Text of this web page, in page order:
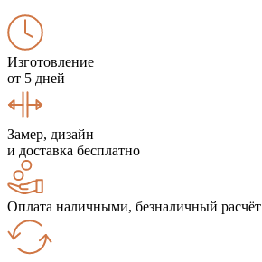
Изготовление
от 5 дней
Замер, дизайн
и доставка бесплатно
Оплата наличными, безналичный расчёт